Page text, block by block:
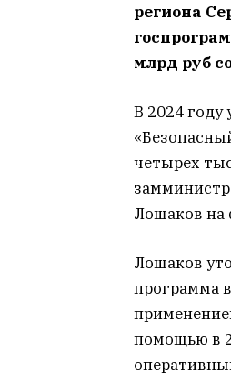
региона
млрд руб
В 2024 году
четырех
Лошаков на
Лошаков
программа
помощью в